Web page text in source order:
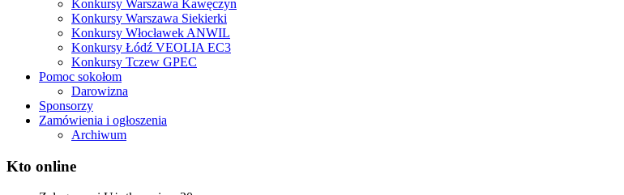
Konkursy Warszawa Kawęczyn
Konkursy Warszawa Siekierki
Konkursy Włocławek ANWIL
Konkursy Łódź VEOLIA EC3
Konkursy Tczew GPEC
Pomoc sokołom
Darowizna
Sponsorzy
Zamówienia i ogłoszenia
Archiwum
Kto online